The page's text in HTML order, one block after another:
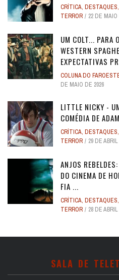
CRÍTICA, DESTAQUES,
TERROR
22 DE MAIO
UM COLT... PARA
WESTERN
EXPECTATIVAS
COLUNA DO
DE MAIO DE 2026
LITTLE NICKY -
COMÉDIA DE
CRÍTICA, DESTAQUES,
TERROR
29 DE
ANJOS
DO CINEMA DE
FIA ...
CRÍTICA, DESTAQUES,
TERROR
28 DE
SALA DE